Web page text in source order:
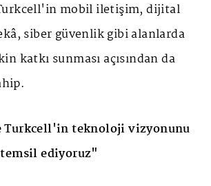
mobil iletişim, dijital
siber güvenlik gibi alanlarda
katkı sunması açısından da
teknoloji vizyonunu
ediyoruz"